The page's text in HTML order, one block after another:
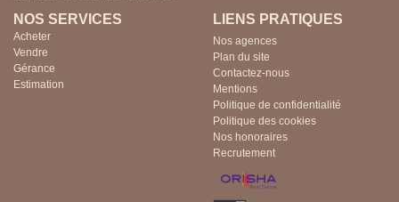
NOS SERVICES
Acheter
Vendre
Gérance
Estimation
LIENS PRATIQUES
Nos agences
Plan du site
Contactez-nous
Mentions
Politique de confidentialité
Politique des cookies
Nos honoraires
Recrutement